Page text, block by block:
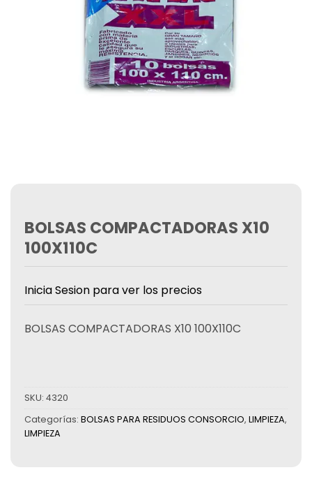
BOLSAS COMPACTADORAS X10
100X110C
Inicia Sesion para ver los precios
BOLSAS COMPACTADORAS X10 100X110C
SKU: 4320
Categorías: BOLSAS PARA RESIDUOS CONSORCIO, LIMPIEZA,
LIMPIEZA